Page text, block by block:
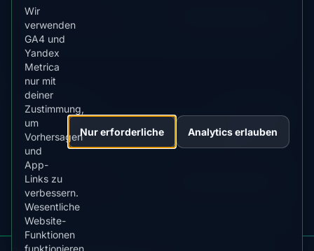
AKTUELLER STATUS
Unwahrscheinlich
Larnaca
31.8°9.0+
Östliche Küstenstadt ohne Nordlichtsichtbarkeit
AKTUELLER STATUS
Unwahrscheinlich
Wir
verwenden
GA4 und
Yandex
Metrica
nur mit
deiner
Zustimmung,
um
Vorhersagen
und
App-
Links zu
verbessern.
Wesentliche
Website-
Funktionen
funktionieren
Nur erforderliche Analytics erlauben